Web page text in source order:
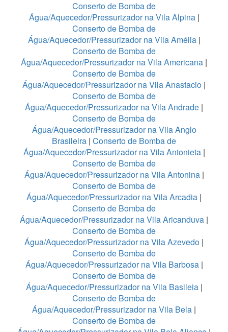
Conserto de Bomba de
Água/Aquecedor/Pressurizador na Vila Alpina |
Conserto de Bomba de
Água/Aquecedor/Pressurizador na Vila Amélia |
Conserto de Bomba de
Água/Aquecedor/Pressurizador na Vila Americana |
Conserto de Bomba de
Água/Aquecedor/Pressurizador na Vila Anastacio |
Conserto de Bomba de
Água/Aquecedor/Pressurizador na Vila Andrade |
Conserto de Bomba de
Água/Aquecedor/Pressurizador na Vila Anglo
Brasileira | Conserto de Bomba de
Água/Aquecedor/Pressurizador na Vila Antonieta|
Conserto de Bomba de
Água/Aquecedor/Pressurizador na Vila Antonina|
Conserto de Bomba de
Água/Aquecedor/Pressurizador na Vila Arcadia |
Conserto de Bomba de
Água/Aquecedor/Pressurizador na Vila Aricanduva |
Conserto de Bomba de
Água/Aquecedor/Pressurizador na Vila Azevedo |
Conserto de Bomba de
Água/Aquecedor/Pressurizador na Vila Barbosa|
Conserto de Bomba de
Água/Aquecedor/Pressurizador na Vila Basileia|
Conserto de Bomba de
Água/Aquecedor/Pressurizador na Vila Bela |
Conserto de Bomba de